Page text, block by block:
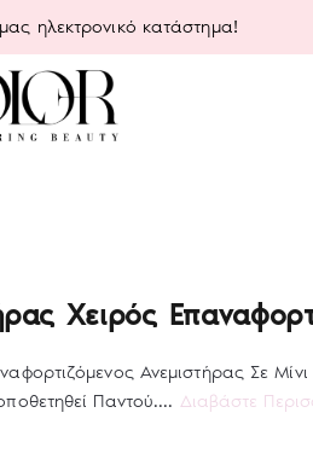
ηλεκτρονικό κατάστημα!
Χειρός
Ανεμιστήρας Σε
Παντού.... Διαβάστε